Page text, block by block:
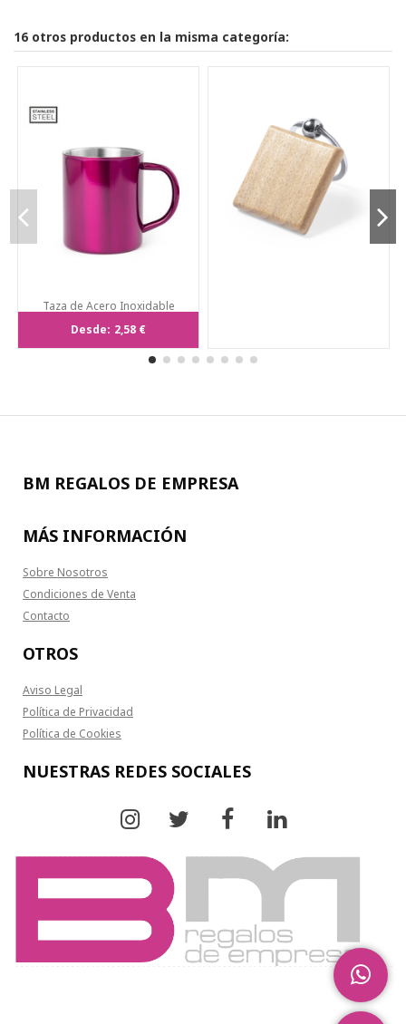
16 otros productos en la misma categoría:
Taza de Acero Inoxidable
Desde: 2,58 €
BM REGALOS DE EMPRESA
MÁS INFORMACIÓN
Sobre Nosotros
Condiciones de Venta
Contacto
OTROS
Aviso Legal
Política de Privacidad
Política de Cookies
NUESTRAS REDES SOCIALES